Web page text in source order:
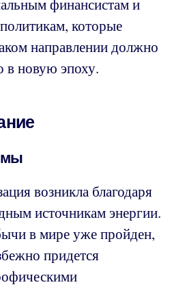
которые
направлении должно
в новую эпоху.
возникла благодаря
источникам энергии.
в мире уже пройден,
придется